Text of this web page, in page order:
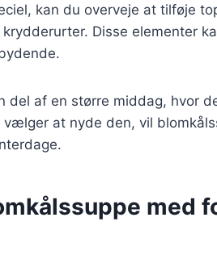
kan du overveje at tilføje
Disse elementer
del af en større middag, hvor
at nyde den, vil
med